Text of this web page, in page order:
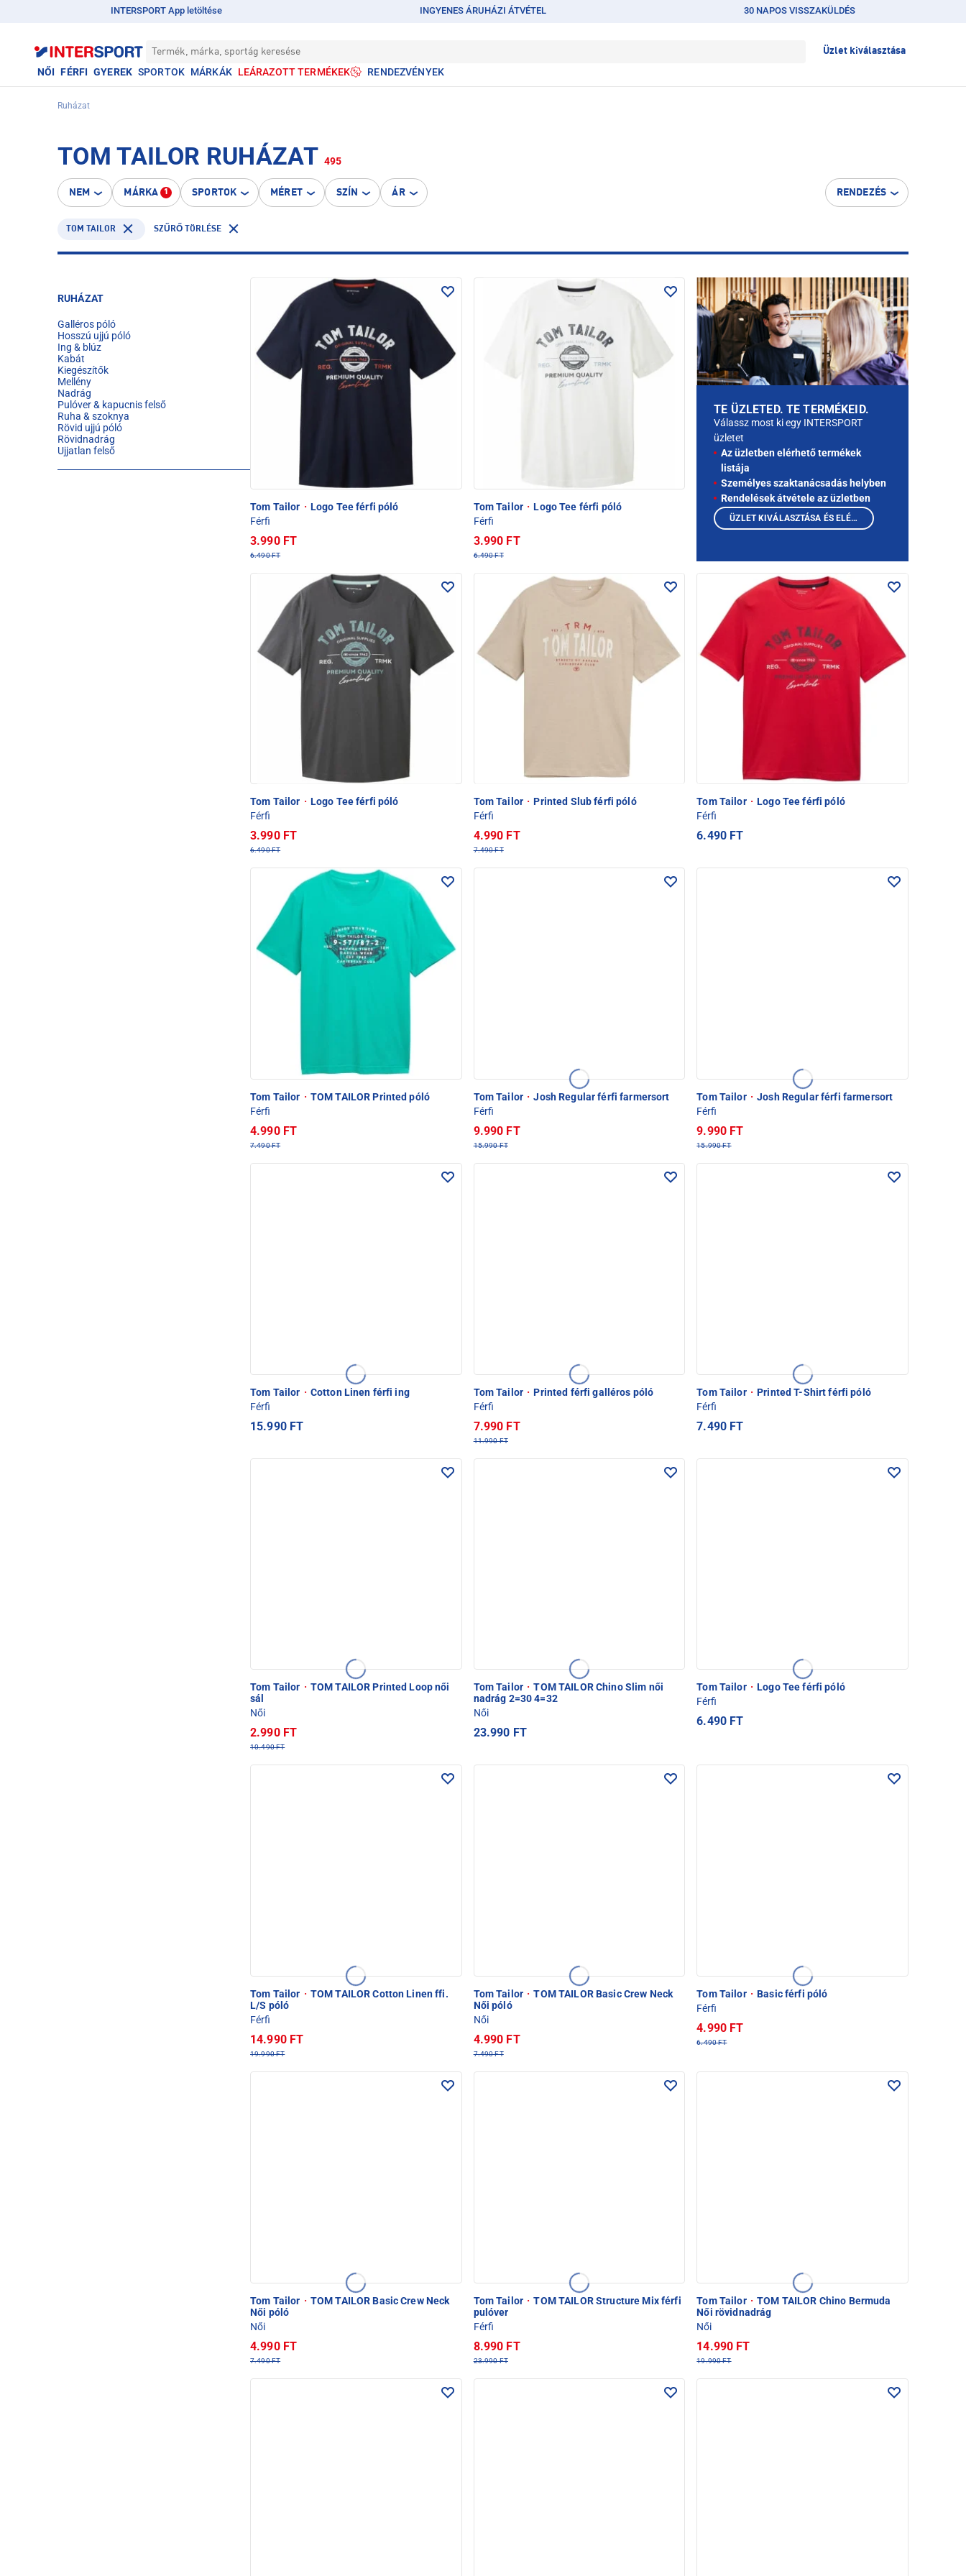
INTERSPORT App letöltése INGYENES ÁRUHÁZI ÁTVÉTEL 30 NAPOS VISSZAKÜLDÉS
Termék, márka, sportág keresése Üzlet kiválasztása
NŐI FÉRFI GYEREK SPORTOK MÁRKÁK LEÁRAZOTT TERMÉKEK RENDEZVÉNYEK
Ruházat
TOM TAILOR RUHÁZAT 495
NEM MÁRKA 1 SPORTOK MÉRET SZÍN ÁR RENDEZÉS
TOM TAILOR SZŰRŐ TÖRLÉSE
RUHÁZAT
Galléros póló
Hosszú ujjú póló
Ing & blúz
Kabát
Kiegészítők
Mellény
Nadrág
Pulóver & kapucnis felső
Ruha & szoknya
Rövid ujjú póló
Rövidnadrág
Ujjatlan felső
Tom Tailor · Logo Tee férfi póló
Férfi
3.990 FT
6.490 FT
Tom Tailor · Logo Tee férfi póló
Férfi
3.990 FT
6.490 FT
Tom Tailor · Logo Tee férfi póló
Férfi
3.990 FT
6.490 FT
Tom Tailor · Printed Slub férfi póló
Férfi
4.990 FT
7.490 FT
Tom Tailor · Logo Tee férfi póló
Férfi
6.490 FT
Tom Tailor · TOM TAILOR Printed póló
Férfi
4.990 FT
7.490 FT
Tom Tailor · Josh Regular férfi farmersort
Férfi
9.990 FT
15.990 FT
Tom Tailor · Josh Regular férfi farmersort
Férfi
9.990 FT
15.990 FT
Tom Tailor · Cotton Linen férfi ing
Férfi
15.990 FT
Tom Tailor · Printed férfi galléros póló
Férfi
7.990 FT
11.990 FT
Tom Tailor · Printed T-Shirt férfi póló
Férfi
7.490 FT
Tom Tailor · TOM TAILOR Printed Loop női
sál
Női
2.990 FT
10.490 FT
Tom Tailor · TOM TAILOR Chino Slim női
nadrág 2=30 4=32
Női
23.990 FT
Tom Tailor · Logo Tee férfi póló
Férfi
6.490 FT
Tom Tailor · TOM TAILOR Cotton Linen ffi.
L/S póló
Férfi
14.990 FT
19.990 FT
Tom Tailor · TOM TAILOR Basic Crew Neck
Női póló
Női
4.990 FT
7.490 FT
Tom Tailor · Basic férfi póló
Férfi
4.990 FT
6.490 FT
Tom Tailor · TOM TAILOR Basic Crew Neck
Női póló
Női
4.990 FT
7.490 FT
Tom Tailor · TOM TAILOR Structure Mix férfi
pulóver
Férfi
8.990 FT
23.990 FT
Tom Tailor · TOM TAILOR Chino Bermuda
Női rövidnadrág
Női
14.990 FT
19.990 FT
TE ÜZLETED. TE TERMÉKEID.
Válassz most ki egy INTERSPORT
üzletet
Az üzletben elérhető termékek
listája
Személyes szaktanácsadás helyben
Rendelések átvétele az üzletben
ÜZLET KIVÁLASZTÁSA ÉS ELÉRHETŐ TERMÉKEK MEGTEKINTÉSE